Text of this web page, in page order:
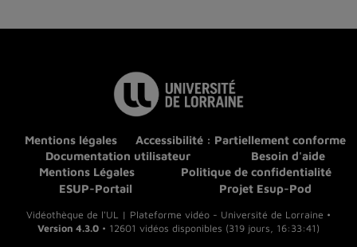
Mentions légales
Accessibilité : Partiellement conforme
Documentation utilisateur
Besoin d'aide
Mentions Légales
Politique de confidentialité
ESUP-Portail
Projet Esup-Pod
Vidéothèque de l'UL | Plateforme vidéo - Université de Lorraine •
Version 4.3.0 • 12601 vidéos disponibles (319 jours, 16:33:41)